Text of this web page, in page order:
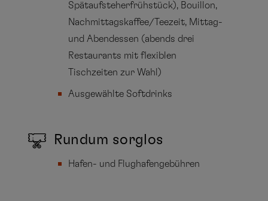
Spätaufsteherfrühstück), Bouillon,
Nachmittagskaffee/Teezeit, Mittag-
und Abendessen (abends drei
Restaurants mit flexiblen
Tischzeiten zur Wahl)
Ausgewählte Softdrinks
Rundum sorglos
Hafen- und Flughafengebühren